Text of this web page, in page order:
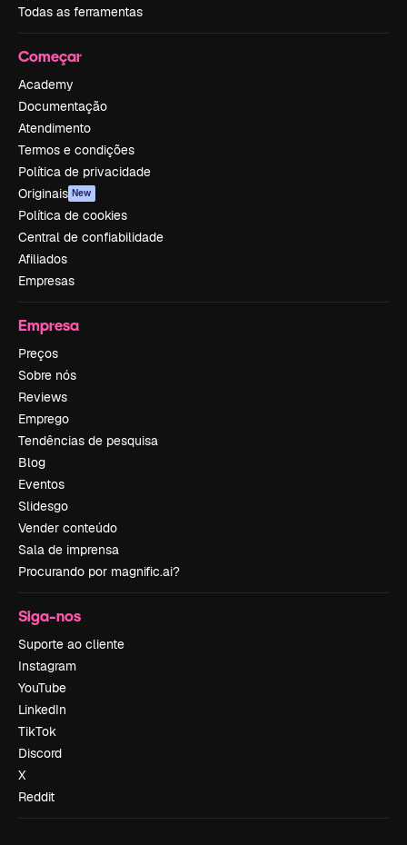
Todas as ferramentas
Começar
Academy
Documentação
Atendimento
Termos e condições
Política de privacidade
Originais New
Política de cookies
Central de confiabilidade
Afiliados
Empresas
Empresa
Preços
Sobre nós
Reviews
Emprego
Tendências de pesquisa
Blog
Eventos
Slidesgo
Vender conteúdo
Sala de imprensa
Procurando por magnific.ai?
Siga-nos
Suporte ao cliente
Instagram
YouTube
LinkedIn
TikTok
Discord
X
Reddit